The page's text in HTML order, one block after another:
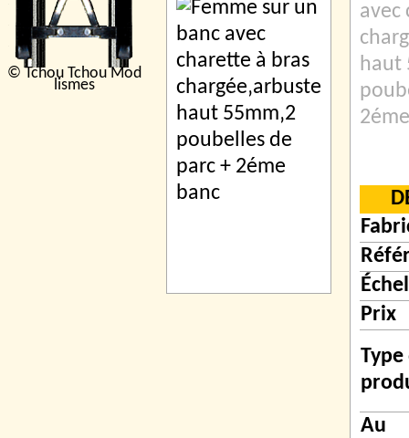
© Tchou Tchou Mod
lismes
avec
haut
Prix
Type
Au